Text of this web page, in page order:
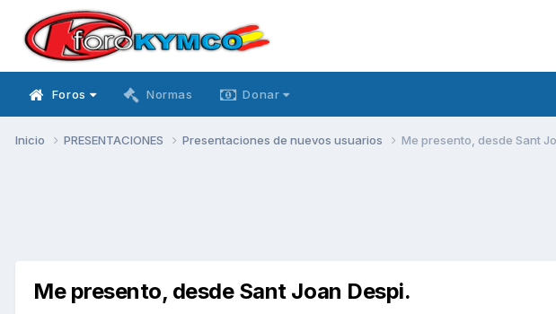
Foros Normas Donar
Inicio PRESENTACIONES Presentaciones de nuevos usuarios Me presento, desde Sant
Me presento, desde Sant Joan Despi.